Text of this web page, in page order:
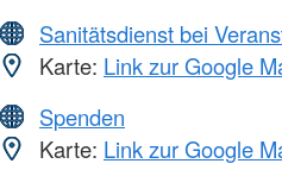
Sanitätsdienst bei
Karte: Link zur Google
Spenden
Karte: Link zur Google